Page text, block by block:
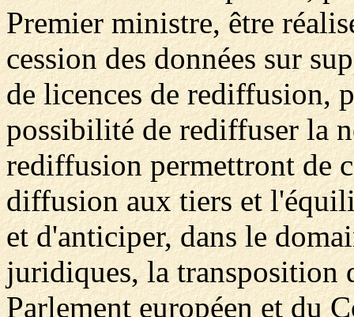
Premier ministre, être
cession des données sur
de licences de rediffusion,
possibilité de rediffuser la
rediffusion permettront de
diffusion aux tiers et
et d'anticiper, dans le
juridiques, la transposition
Parlement européen et du